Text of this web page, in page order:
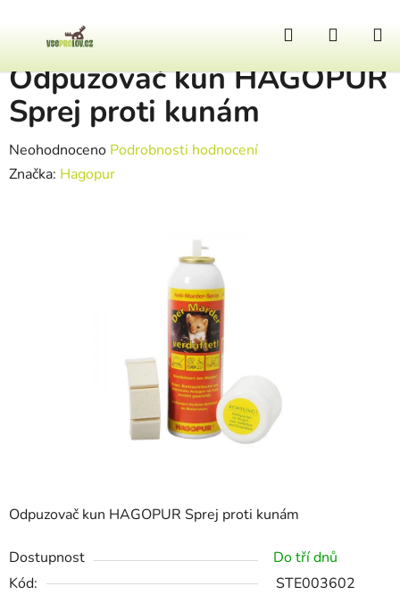
Hledat
Domů
Odpuzovač kun HAGOPUR Sprej proti kunám
Dostupnost
Do tří dnů
Kód:
STE003602
Odpuzovač kun HAGOPUR
Sprej proti kunám
Průměrné hodnocení produktu je 0,0 z 5 hvězdiček.
Neohodnoceno Podrobnosti hodnocení
Značka: Hagopur